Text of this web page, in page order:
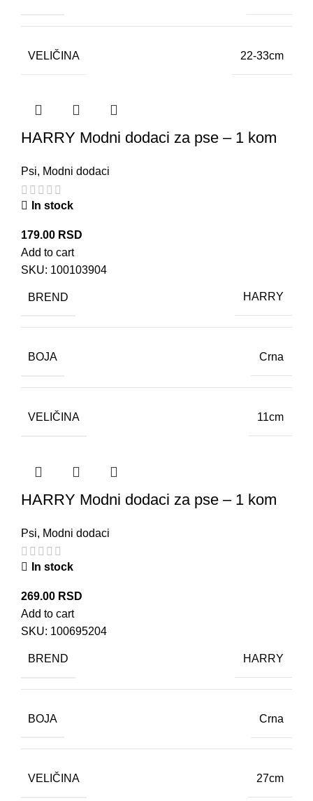
VELIČINA 22-33cm
HARRY Modni dodaci za pse – 1 kom
Psi, Modni dodaci
In stock
179.00 RSD
Add to cart
SKU: 100103904
BREND HARRY
BOJA Crna
VELIČINA 11cm
HARRY Modni dodaci za pse – 1 kom
Psi, Modni dodaci
In stock
269.00 RSD
Add to cart
SKU: 100695204
BREND HARRY
BOJA Crna
VELIČINA 27cm